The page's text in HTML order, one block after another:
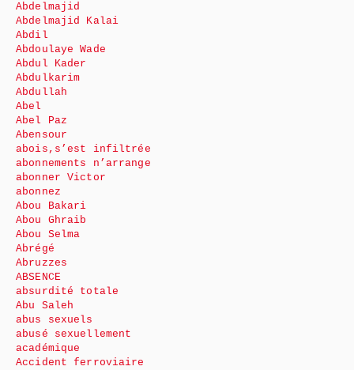
Abdelmajid
Abdelmajid Kalai
Abdil
Abdoulaye Wade
Abdul Kader
Abdulkarim
Abdullah
Abel
Abel Paz
Abensour
abois,s’est infiltrée
abonnements n’arrange
abonner Victor
abonnez
Abou Bakari
Abou Ghraib
Abou Selma
Abrégé
Abruzzes
ABSENCE
absurdité totale
Abu Saleh
abus sexuels
abusé sexuellement
académique
Accident ferroviaire